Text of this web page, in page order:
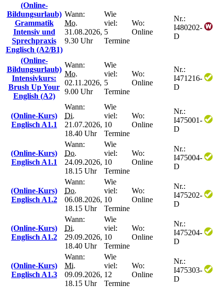
(Online-
Bildungsurlaub)
Grammatik
Intensiv und
Sprechpraxis
Englisch (A2/B1)
Wann:
Mo.
31.08.2026,
9.30 Uhr
Wie
viel:
5
Termine
Wo:
Online
Nr.:
I480202-
D
(Online-
Bildungsurlaub)
Intensivkurs:
Brush Up Your
English (A2)
Wann:
Mo.
02.11.2026,
9.00 Uhr
Wie
viel:
5
Termine
Wo:
Online
Nr.:
I471216-
D
(Online-Kurs)
Englisch A1.1
Wann:
Di.
21.07.2026,
18.40 Uhr
Wie
viel:
10
Termine
Wo:
Online
Nr.:
I475001-
D
(Online-Kurs)
Englisch A1.1
Wann:
Do.
24.09.2026,
18.15 Uhr
Wie
viel:
10
Termine
Wo:
Online
Nr.:
I475004-
D
(Online-Kurs)
Englisch A1.2
Wann:
Do.
06.08.2026,
18.15 Uhr
Wie
viel:
10
Termine
Wo:
Online
Nr.:
I475202-
D
(Online-Kurs)
Englisch A1.2
Wann:
Di.
29.09.2026,
18.40 Uhr
Wie
viel:
10
Termine
Wo:
Online
Nr.:
I475204-
D
(Online-Kurs)
Englisch A1.3
Wann:
Mi.
09.09.2026,
18.15 Uhr
Wie
viel:
12
Termine
Wo:
Online
Nr.:
I475303-
D